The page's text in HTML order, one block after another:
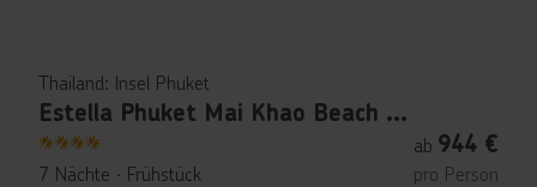
Thailand: Insel Phuket
Estella Phuket Mai Khao Beach Resort
4
7 Nächte ∙ Frühstück
ab 944 €
pro Person